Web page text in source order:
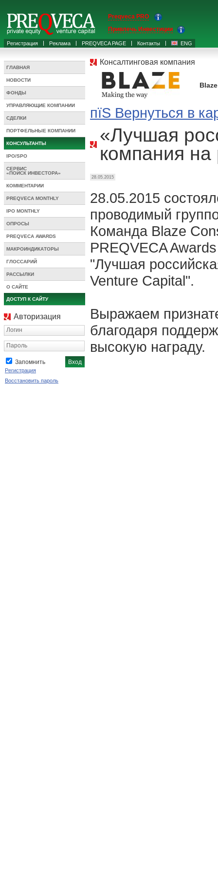
Регистрация Реклама PREQVECA PAGE Контакты ENG
Preqveca PRO
Привлечь Инвестиции
ГЛАВНАЯ
НОВОСТИ
ФОНДЫ
УПРАВЛЯЮЩИЕ КОМПАНИИ
СДЕЛКИ
ПОРТФЕЛЬНЫЕ КОМПАНИИ
КОНСУЛЬТАНТЫ
IPO/SPO
СЕРВИС
«ПОИСК ИНВЕСТОРА»
КОММЕНТАРИИ
PREQVECA MONTHLY
IPO MONTHLY
ОПРОСЫ
PREQVECA AWARDS
МАКРОИНДИКАТОРЫ
ГЛОССАРИЙ
РАССЫЛКИ
О САЙТЕ
ДОСТУП К САЙТУ
Авторизация
Логин
Пароль
Запомнить
Регистрация
Восстановить пароль
Консалтинговая компания
пїЅ Вернуться в
«Лучшая
компания
28.05.2015
28.05.2015
проводимый
Команда Blaze
PREQVECA
"Лучшая
Venture Capital".
Выражаем
благодаря
высокую награду.